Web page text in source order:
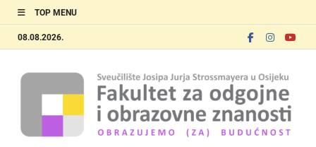
TOP MENU
08.08.2026.